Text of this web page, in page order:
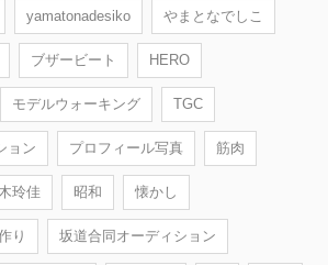
yamatonadesiko やまとなでしこ
ブザービート HERO
モデルウォーキング TGC
ョン プロフィール写真 筋肉
玲佳 昭和 懐かし
り 坂道合同オーディション